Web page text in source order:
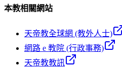
本教相關網站
天帝教全球網 (教外人士)
網路 e 教院 (行政事務)
天帝教教訊